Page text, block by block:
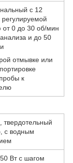
с 12
регулируемой
от 0 до 30 об/мин
и до 50
отмывке или
к
твердотельный
с водным
Вт с шагом